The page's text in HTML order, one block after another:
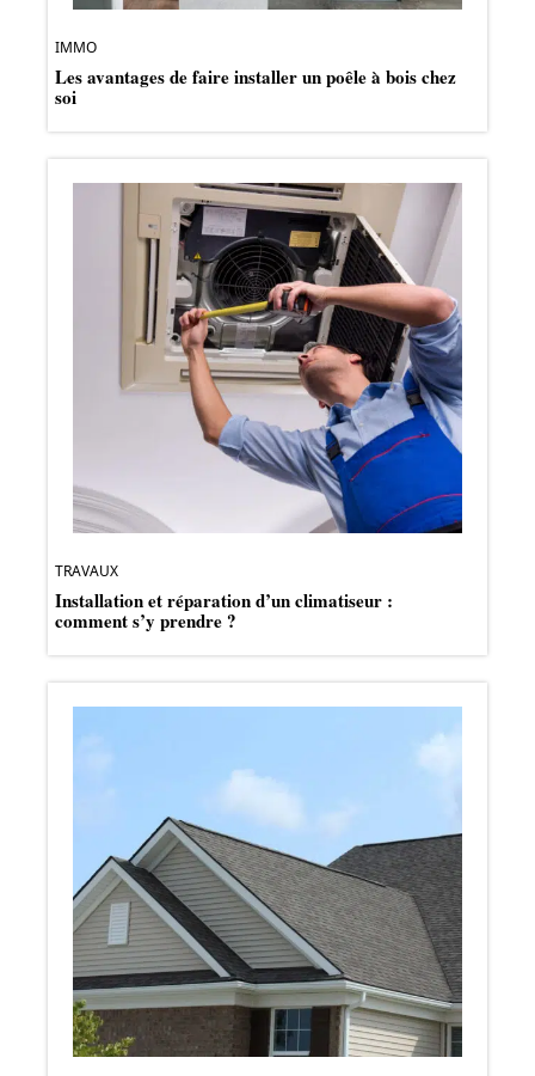
IMMO
Les avantages de faire installer un poêle à bois chez
soi
TRAVAUX
Installation et réparation d’un climatiseur :
comment s’y prendre ?